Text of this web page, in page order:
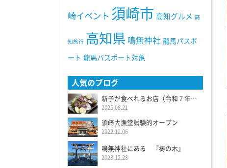
崎イベント 須崎市 高知グルメ 高
知旅行 高知県 鳴無神社 龍馬パスポ
ート 龍馬パスポート対象
人気のブログ
新子が食べれるお店（令和７年度）
2025.08.21
須﨑大漁堂試験的オープン
2022.12.06
鳴無神社にある 『梼の木』
2023.12.28